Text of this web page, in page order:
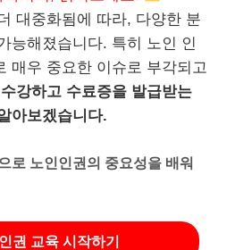
대중화됨에 따라, 다양한 분
능해졌습니다. 특히 노인 인
매우 중요한 이슈로 부각되고
강하고 수료증을 발급받는
아보겠습니다.
로 노인인권의 중요성을 배워
권 교육 시작하기